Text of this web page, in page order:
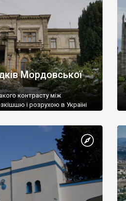
Мордовської
контрасту між
і розрухою в Україні